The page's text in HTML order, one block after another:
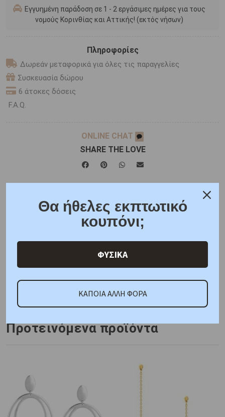
Εγγυημένη παράδοση σε 1 - 2 εργάσιμες ημέρες για τους
νομούς Κορινθίας και Αττικής! (εκτός νήσων)
Πληροφορίες
Δωρεάν μεταφορικά για όλες τις παραγγελίες
Συσκευασία δώρου
6 άτοκες δόσεις
F.A.Q.
ONLINE CHAT
SHARE THE LOVE
Ρωτήστε μας
Κριτικές
ΚΑΤΟΠΙΝ ΠΑΡΑΓΓΕΛΙΑΣ
Μέταλλο : Ροζ Χρυσός K14
Βάρος : 2,80 gr
Διαστάσεις: Διάμετρος : 9,60 mm
Πέτρες: White Cubic Zirconia , Μαργαριτάρι
Πιστοποίηση : Κοτσώνης
Προτεινόμενα προϊόντα
Θα ήθελες εκπτωτικό
κουπόνι;
ΦΥΣΙΚΑ
ΚΑΠΟΙΑ ΑΛΛΗ ΦΟΡΑ